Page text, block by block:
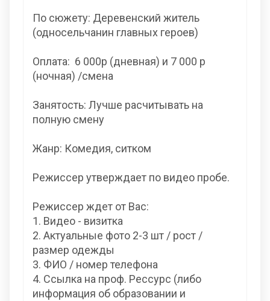
По сюжету: Деревенский житель
(односельчанин главных героев)
Оплата: 6 000р (дневная) и 7 000 р
(ночная) /смена
Занятость: Лучше расчитывать на
полную смену
Жанр: Комедия, ситком
Режиссер утверждает по видео пробе.
Режиссер ждет от Вас:
1. Видео - визитка
2. Актуальные фото 2-3 шт / рост /
размер одежды
3. ФИО / номер телефона
4. ⁠Ссылка на проф. Рессурс (либо
информация об образовании и